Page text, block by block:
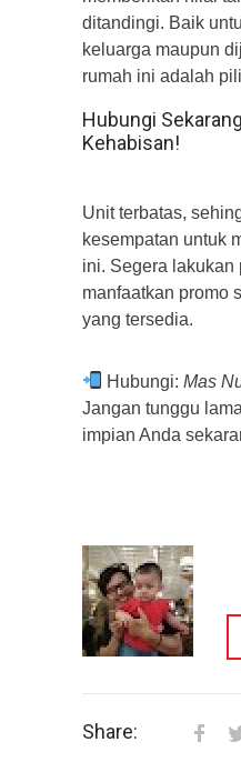
ditandingi. Baik
keluarga maupun
rumah ini adalah
Hubungi
Kehabisan!
Unit terbatas,
kesempatan untuk
ini. Segera lakukan
manfaatkan promo
yang tersedia.
Hubungi:Mas
Jangan tunggu
impian Anda
Share: